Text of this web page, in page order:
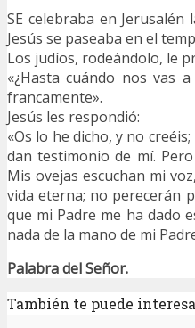
SE celebraba en
Jesús se paseaba en el
Los judíos, rodeándolo, le
«¿Hasta cuándo nos vas
francamente».
Jesús les respondió:
«Os lo he dicho, y no
dan testimonio de mí.
Mis ovejas escuchan mi
vida eterna; no perecerán
que mi Padre me ha dado
nada de la mano de mi
Palabra del Señor.
También te puede